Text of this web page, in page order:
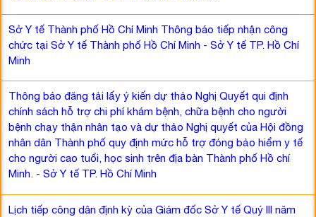
Sở Y tế Thành phố Hồ Chí Minh Thông báo tiếp nhận công
chức tại Sở Y tế Thành phố Hồ Chí Minh - Sở Y tế TP. Hồ Chí
Minh
Thông báo đăng tải lấy ý kiến dự thảo Nghị Quyết qui định
chính sách hỗ trợ chi phí khám bệnh, chữa bệnh cho người
bệnh chạy thận nhân tạo và dự thảo Nghị quyết của Hội đồng
nhân dân Thành phố quy định mức hỗ trợ đóng bảo hiểm y tế
cho người cao tuổi, học sinh trên địa bàn Thành phố Hồ chí
Minh. - Sở Y tế TP. Hồ Chí Minh
Lịch tiếp công dân định kỳ của Giám đốc Sở Y tế Quý III năm